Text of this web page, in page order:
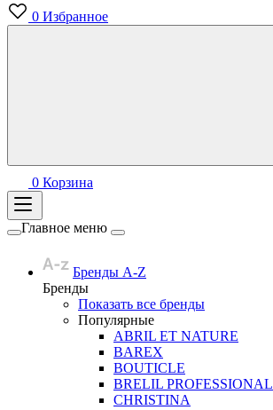
0 Избранное
0 Корзина
Главное меню
Бренды A-Z
Бренды
Показать все бренды
Популярные
ABRIL ET NATURE
BAREX
BOUTICLE
BRELIL PROFESSIONAL
CHRISTINA